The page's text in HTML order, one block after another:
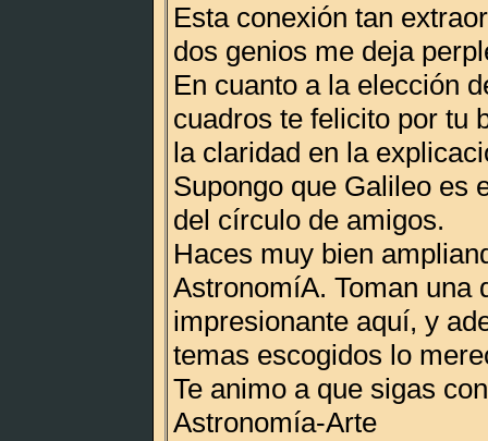
Esta conexión tan
dos genios me deja
En cuanto a la elección
cuadros te felicito por tu
la claridad en la
Supongo que Galileo es
del círculo de amigos.
Haces muy bien
AstronomíA. Toman una
impresionante aquí, y
temas escogidos lo
Te animo a que sigas
Astronomía-Arte